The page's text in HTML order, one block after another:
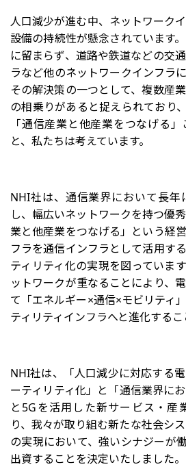
人口減少が進む中、ネットワーク
設備の持続性が懸念されています
に留まらず、道路や鉄道などの交
ラなど他のネットワークインフラ
その解決策の一つとして、複数産
の相乗りがあると捉えられており
「通信産業と他産業をつなげる
と、私たちは考えています。
NHI社は、通信業界において長年
し、幅広いネットワークを持つ優
業と他産業をつなげる」という経
フラを通信インフラとして活用す
ティリティ化の実現を図っていま
ットワークが重なることにより、
て「エネルギー×通信×モビリティ
ティリティインフラへと進化するこ
NHI社は、「人口減少に対応する
ーティリティ化」と「通信業界に
と5Gを活用した新サービス・産
り、我々が取り組む新たな社会シ
の実現において、強いシナジーが
出資することを決定いたしました。